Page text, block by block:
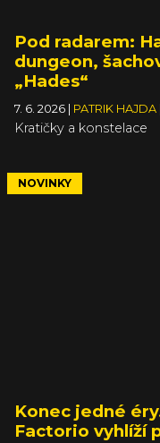
Pod radarem:
dungeon,
„Hades“
7. 6. 2026 PATRIK HAJDA
Kratičky a konstelace
NOVINKY
Konec jedné
Factorio vyhlíží